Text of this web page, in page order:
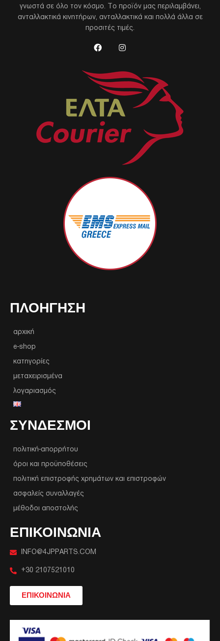
γνωστά σε όλο τον κόσμο. Το προϊόν μας περιλαμβάνει,
ανταλλακτικά κινητήρων, ανταλλακτικά και πολλά άλλα σε
προσιτές τιμές.
ΠΛΟΉΓΗΣΗ
αρχική
e-shop
κατηγορίες
μεταχειρισμένα
λογαριασμός
ΣΥΝΔΕΣΜΟΙ
πολιτική-απορρήτου
όροι και προϋποθέσεις
πολιτική επιστροφής χρημάτων και επιστροφών
ασφαλείς συναλλαγές
μέθοδοι αποστολής
ΕΠΙΚΟΙΝΩΝΙΑ
INFO@4JPPARTS.COM
+30 2107521010
ΕΠΙΚΟΙΝΩΝΙΑ